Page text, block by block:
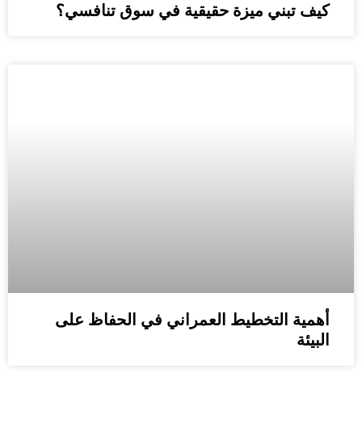
كيف تبني ميزة حقيقية في سوق تنافسي؟
أهمية التخطيط العمراني في الحفاظ على
البيئة